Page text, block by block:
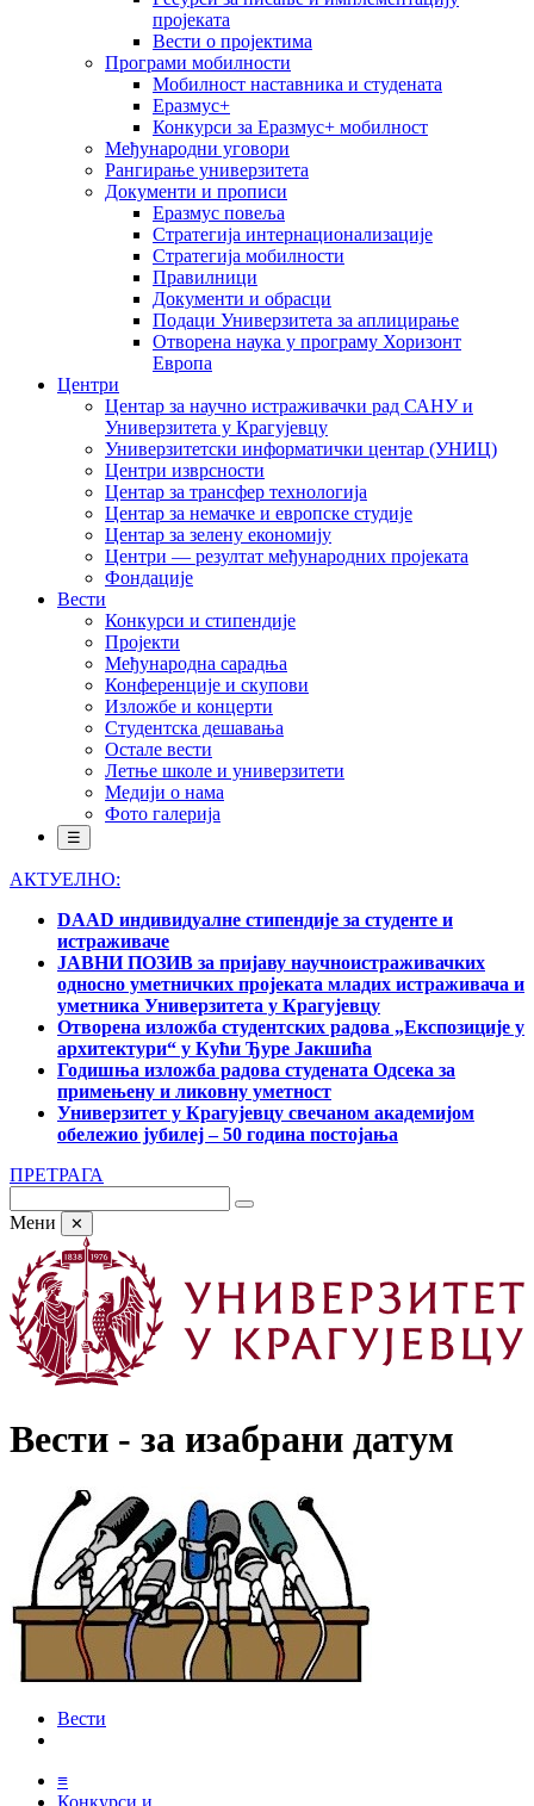
пројеката
Вести о пројектима
Програми мобилности
Мобилност наставника и студената
Еразмус+
Конкурси за Еразмус+ мобилност
Међународни уговори
Рангирање универзитета
Документи и прописи
Еразмус повеља
Стратегија интернационализације
Стратегија мобилности
Правилници
Документи и обрасци
Подаци Универзитета за аплицирање
Отворена наука у програму Хоризонт
Европа
Центри
Центар за научно истраживачки рад САНУ и
Универзитета у Крагујевцу
Универзитетски информатички центар (УНИЦ)
Центри изврсности
Центар за трансфер технологија
Центар за немачке и европске студије
Центар за зелену економију
Центри — резултат међународних пројеката
Фондације
Вести
Конкурси и стипендије
Пројекти
Међународна сарадња
Конференције и скупови
Изложбе и концерти
Студентска дешавања
Остале вести
Летње школе и универзитети
Медији о нама
Фото галерија
☰
АКТУЕЛНО:
DAAD индивидуалне стипендије за студенте и
истраживаче
ЈАВНИ ПОЗИВ за пријаву научноистраживачких
односно уметничких пројеката младих истраживача и
уметника Универзитета у Крагујевцу
Отворена изложба студентских радова „Експозиције у
архитектури“ у Кући Ђуре Јакшића
Годишња изложба радова студената Одсека за
примењену и ликовну уметност
Универзитет у Крагујевцу свечаном академијом
обележио јубилеј – 50 година постојања
ПРЕТРАГА
Мени ✕
Вести - за изабрани датум
Вести
≡
Конкурси и